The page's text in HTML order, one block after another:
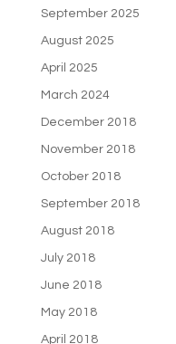
September 2025
August 2025
April 2025
March 2024
December 2018
November 2018
October 2018
September 2018
August 2018
July 2018
June 2018
May 2018
April 2018